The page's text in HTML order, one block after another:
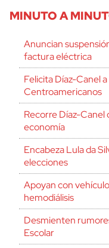
MINUTO A
Anuncian
factura eléctrica
Felicita Díaz-Canel
Centroamericanos
Recorre Díaz-Canel
economía
Encabeza Lula da
elecciones
Apoyan con
hemodiálisis
Desmienten
Escolar